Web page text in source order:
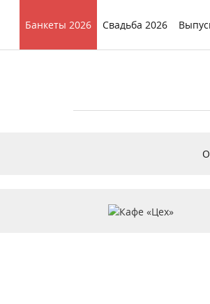
Банкеты 2026 Свадьба 2026